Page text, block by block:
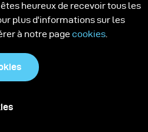
heureux de recevoir tous les
plus d'informations sur les
à notre page cookies